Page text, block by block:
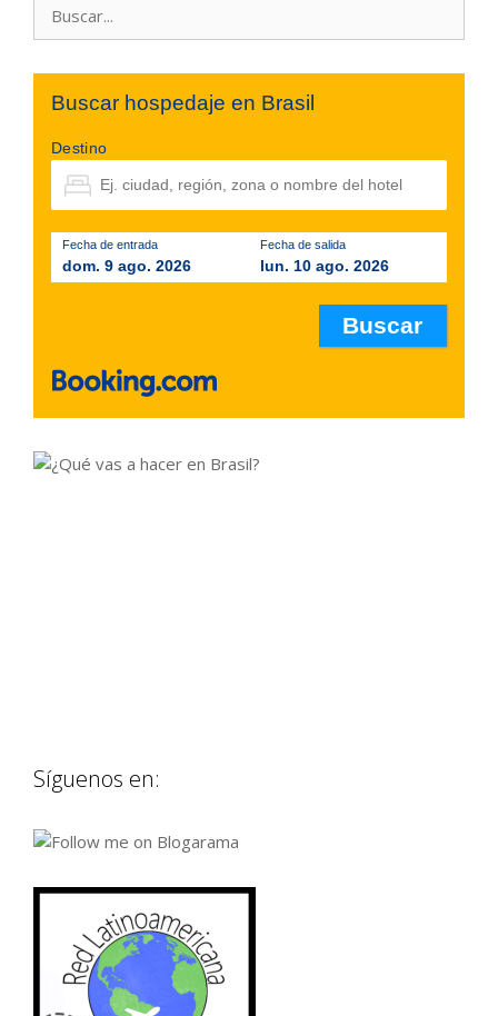
Buscar hospedaje en Brasil
Destino
Fecha de entrada
dom. 9 ago. 2026
Fecha de salida
lun. 10 ago. 2026
Síguenos en: